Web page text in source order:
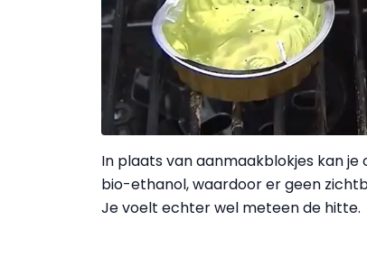
In plaats van aanmaakblokjes kan
bio-ethanol, waardoor er geen
Je voelt echter wel meteen de hitte.